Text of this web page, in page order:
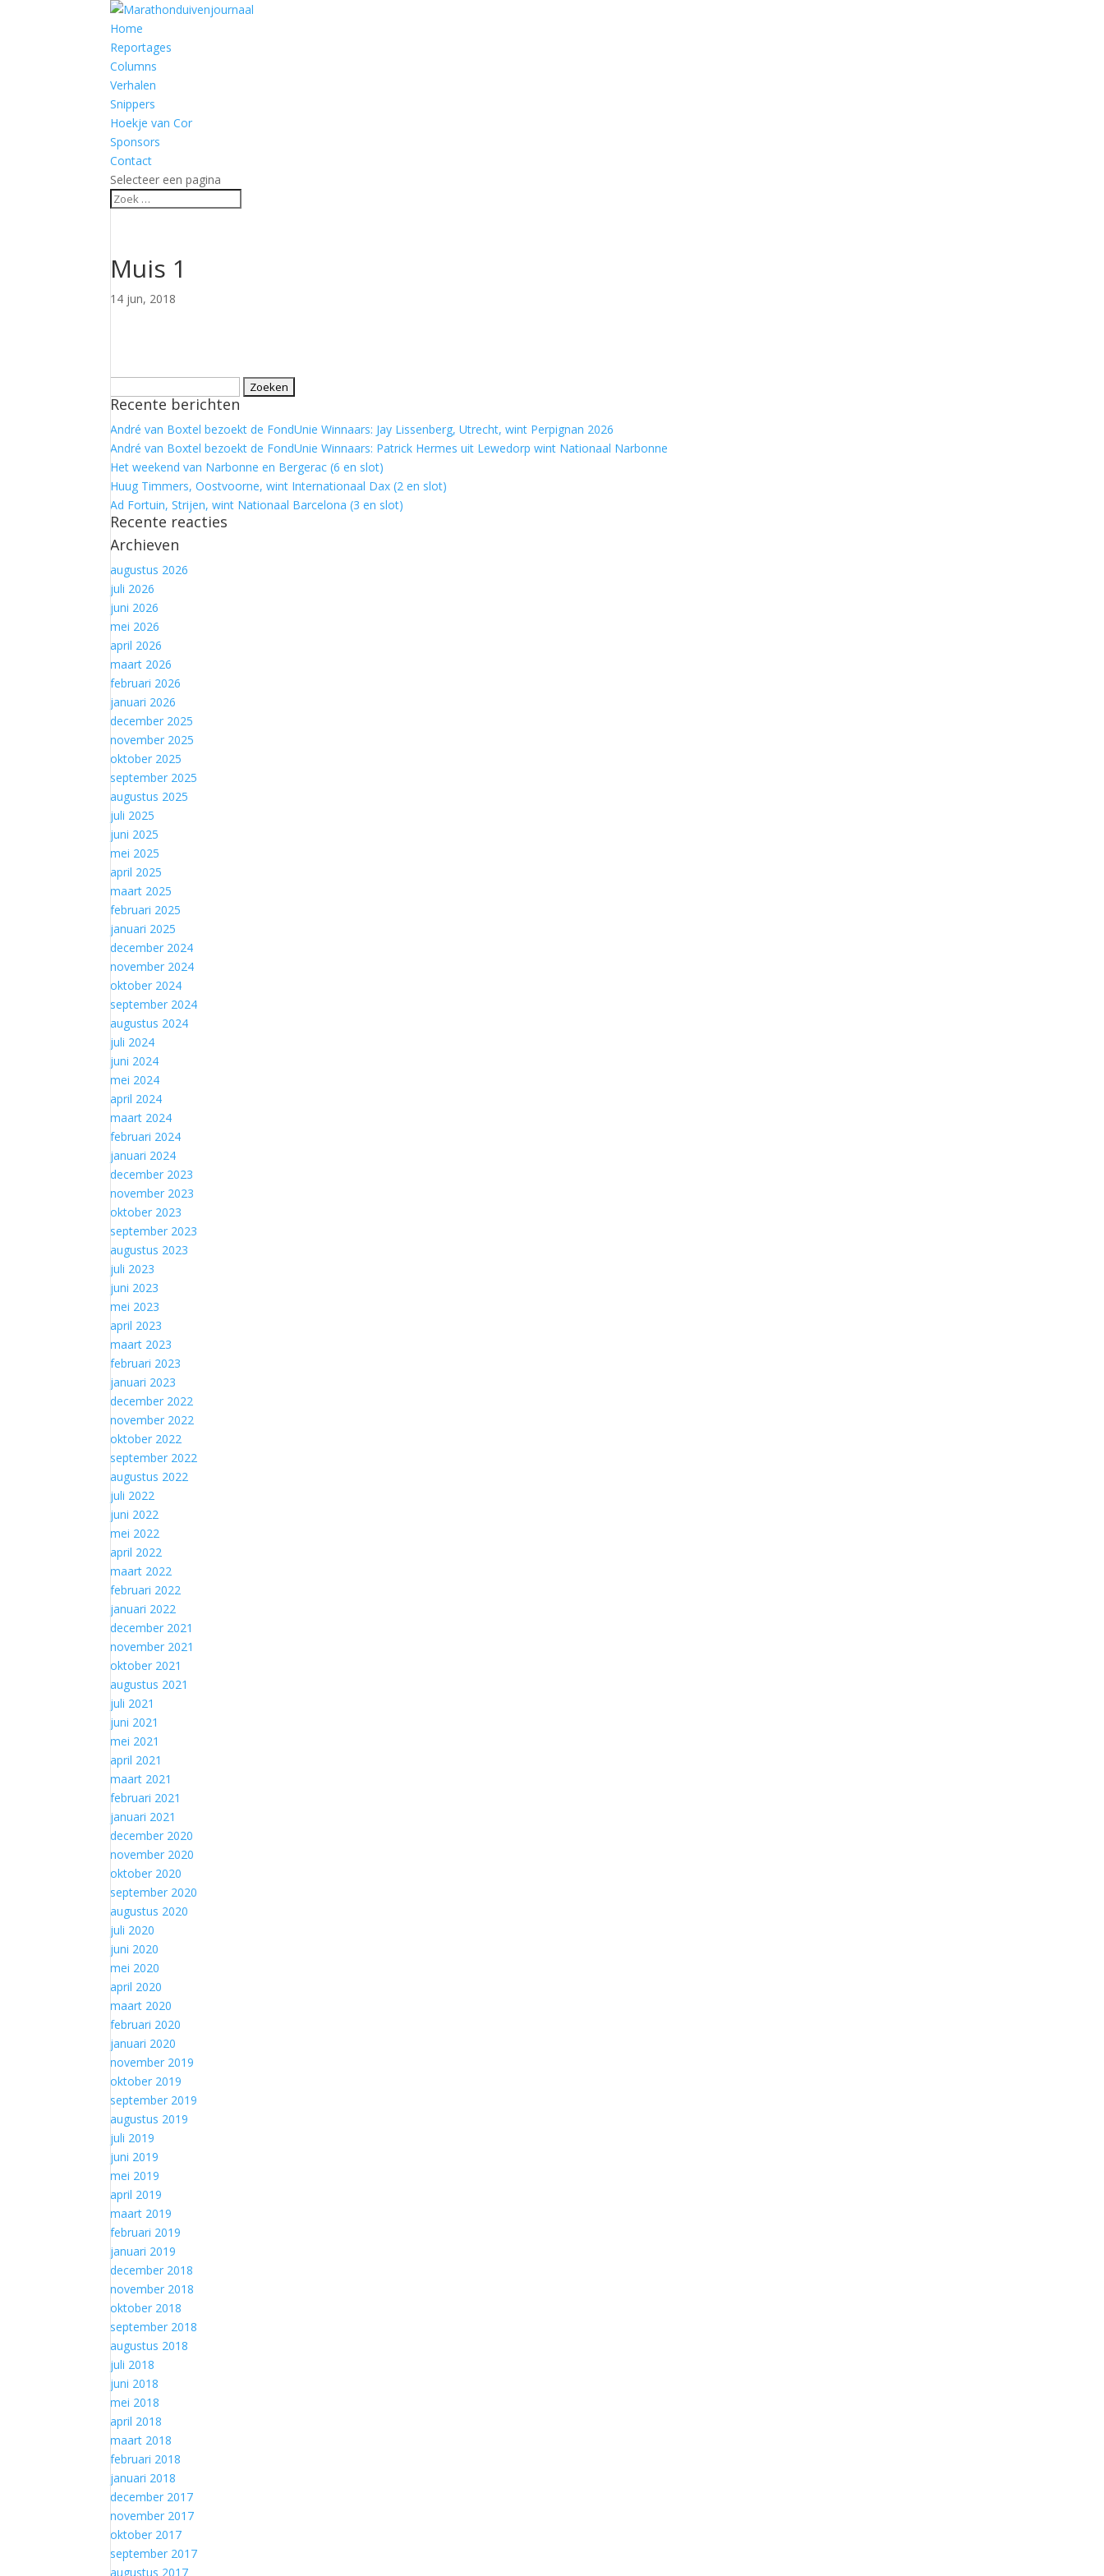
Home
Reportages
Columns
Verhalen
Snippers
Hoekje van Cor
Sponsors
Contact
Selecteer een pagina
Muis 1
14 jun, 2018
naar:
Recente berichten
André van Boxtel bezoekt de FondUnie Winnaars: Jay Lissenberg, Utrecht, wint Perpignan 2026
André van Boxtel bezoekt de FondUnie Winnaars: Patrick Hermes uit Lewedorp wint Nationaal Narbonne
Het weekend van Narbonne en Bergerac (6 en slot)
Huug Timmers, Oostvoorne, wint Internationaal Dax (2 en slot)
Ad Fortuin, Strijen, wint Nationaal Barcelona (3 en slot)
Recente reacties
Archieven
augustus 2026
juli 2026
juni 2026
mei 2026
april 2026
maart 2026
februari 2026
januari 2026
december 2025
november 2025
oktober 2025
september 2025
augustus 2025
juli 2025
juni 2025
mei 2025
april 2025
maart 2025
februari 2025
januari 2025
december 2024
november 2024
oktober 2024
september 2024
augustus 2024
juli 2024
juni 2024
mei 2024
april 2024
maart 2024
februari 2024
januari 2024
december 2023
november 2023
oktober 2023
september 2023
augustus 2023
juli 2023
juni 2023
mei 2023
april 2023
maart 2023
februari 2023
januari 2023
december 2022
november 2022
oktober 2022
september 2022
augustus 2022
juli 2022
juni 2022
mei 2022
april 2022
maart 2022
februari 2022
januari 2022
december 2021
november 2021
oktober 2021
augustus 2021
juli 2021
juni 2021
mei 2021
april 2021
maart 2021
februari 2021
januari 2021
december 2020
november 2020
oktober 2020
september 2020
augustus 2020
juli 2020
juni 2020
mei 2020
april 2020
maart 2020
februari 2020
januari 2020
november 2019
oktober 2019
september 2019
augustus 2019
juli 2019
juni 2019
mei 2019
april 2019
maart 2019
februari 2019
januari 2019
december 2018
november 2018
oktober 2018
september 2018
augustus 2018
juli 2018
juni 2018
mei 2018
april 2018
maart 2018
februari 2018
januari 2018
december 2017
november 2017
oktober 2017
september 2017
augustus 2017